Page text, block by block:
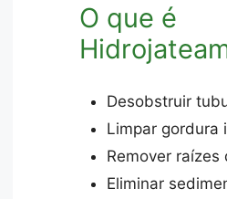
O que é
Desobstruir
Limpar gordura
Remover raízes
Eliminar